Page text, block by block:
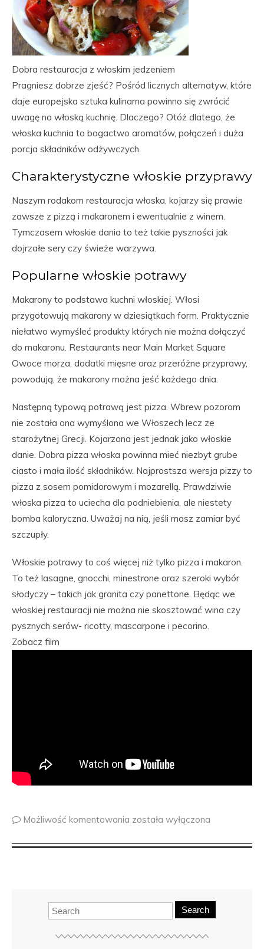
Dobra restauracja z włoskim jedzeniem
Pragniesz dobrze zjeść? Pośród licznych alternatyw, które
daje europejska sztuka kulinarna powinno się zwrócić
uwagę na włoską kuchnię. Dlaczego? Otóż dlatego, że
włoska kuchnia to bogactwo aromatów, połączeń i duża
porcja składników odżywczych.
Charakterystyczne włoskie przyprawy
Naszym rodakom restauracja włoska, kojarzy się prawie
zawsze z pizzą i makaronem i ewentualnie z winem.
Tymczasem włoskie dania to też takie pyszności jak
dojrzałe sery czy świeże warzywa.
Popularne włoskie potrawy
Makarony to podstawa kuchni włoskiej. Włosi
przygotowują makarony w dziesiątkach form. Praktycznie
niełatwo wymyśleć produkty których nie można dołączyć
do makaronu. Restaurants near Main Market Square
Owoce morza, dodatki mięsne oraz przeróżne przyprawy,
powodują, że makarony można jeść każdego dnia.
Następną typową potrawą jest pizza. Wbrew pozorom
nie została ona wymyślona we Włoszech lecz ze
starożytnej Grecji. Kojarzona jest jednak jako włoskie
danie. Dobra pizza włoska powinna mieć niezbyt grube
ciasto i mała ilość składników. Najprostsza wersja pizzy to
pizza z sosem pomidorowym i mozarellą. Prawdziwie
włoska pizza to uciecha dla podniebienia, ale niestety
bomba kaloryczna. Uważaj na nią, jeśli masz zamiar być
szczupły.
Włoskie potrawy to coś więcej niż tylko pizza i makaron.
To też lasagne, gnocchi, minestrone oraz szeroki wybór
słodyczy – takich jak granita czy panettone. Będąc we
włoskiej restauracji nie można nie skosztować wina czy
pysznych serów- ricotty, mascarpone i pecorino.
Zobacz film
Możliwość komentowania została wyłączona
Search